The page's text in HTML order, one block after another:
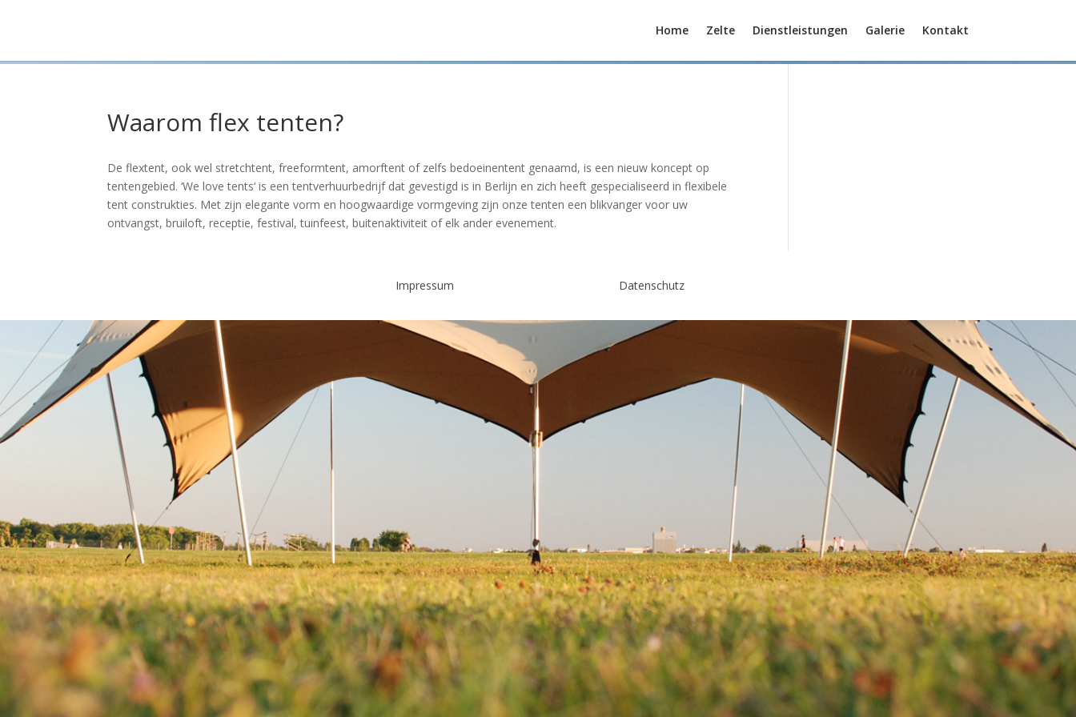
Home Zelte Dienstleistungen Galerie Kontakt
Waarom flex tenten?
De flextent, ook wel stretchtent, freeformtent, amorftent of zelfs bedoeinentent genaamd, is een nieuw koncept op
tentengebied. ‘We love tents‘ is een tentverhuurbedrijf dat gevestigd is in Berlijn en zich heeft gespecialiseerd in flexibele
tent construkties. Met zijn elegante vorm en hoogwaardige vormgeving zijn onze tenten een blikvanger voor uw
ontvangst, bruiloft, receptie, festival, tuinfeest, buitenaktiviteit of elk ander evenement.
Impressum Datenschutz